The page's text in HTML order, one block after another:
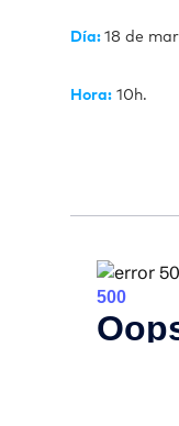
Día: 18 de
Hora: 10h.